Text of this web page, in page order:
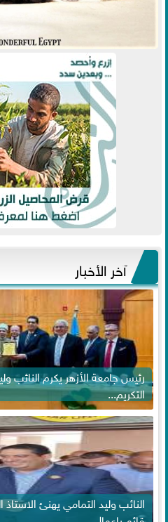
آخر الأخبار
رئيس جامعة الأزهر يكرم النائب
التكريم...
النائب وليد التمامي يهنئ